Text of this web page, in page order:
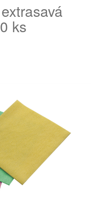
ks